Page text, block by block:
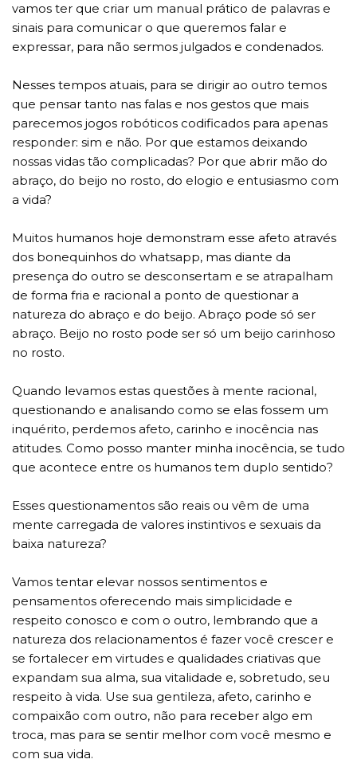
vamos ter que criar um manual prático de palavras e
sinais para comunicar o que queremos falar e
expressar, para não sermos julgados e condenados.
Nesses tempos atuais, para se dirigir ao outro temos
que pensar tanto nas falas e nos gestos que mais
parecemos jogos robóticos codificados para apenas
responder: sim e não. Por que estamos deixando
nossas vidas tão complicadas? Por que abrir mão do
abraço, do beijo no rosto, do elogio e entusiasmo com
a vida?
Muitos humanos hoje demonstram esse afeto através
dos bonequinhos do whatsapp, mas diante da
presença do outro se desconsertam e se atrapalham
de forma fria e racional a ponto de questionar a
natureza do abraço e do beijo. Abraço pode só ser
abraço. Beijo no rosto pode ser só um beijo carinhoso
no rosto.
Quando levamos estas questões à mente racional,
questionando e analisando como se elas fossem um
inquérito, perdemos afeto, carinho e inocência nas
atitudes. Como posso manter minha inocência, se tudo
que acontece entre os humanos tem duplo sentido?
Esses questionamentos são reais ou vêm de uma
mente carregada de valores instintivos e sexuais da
baixa natureza?
Vamos tentar elevar nossos sentimentos e
pensamentos oferecendo mais simplicidade e
respeito conosco e com o outro, lembrando que a
natureza dos relacionamentos é fazer você crescer e
se fortalecer em virtudes e qualidades criativas que
expandam sua alma, sua vitalidade e, sobretudo, seu
respeito à vida. Use sua gentileza, afeto, carinho e
compaixão com outro, não para receber algo em
troca, mas para se sentir melhor com você mesmo e
com sua vida.